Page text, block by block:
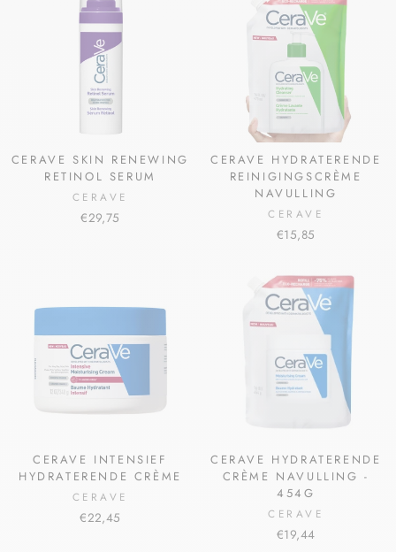
CERAVE SKIN RENEWING
RETINOL SERUM
CERAVE
€29,75
CERAVE HYDRATERENDE
REINIGINGSCRÈME
NAVULLING
CERAVE
€15,85
CERAVE INTENSIEF
HYDRATERENDE CRÈME
CERAVE
€22,45
CERAVE HYDRATERENDE
CRÈME NAVULLING -
454G
CERAVE
€19,44